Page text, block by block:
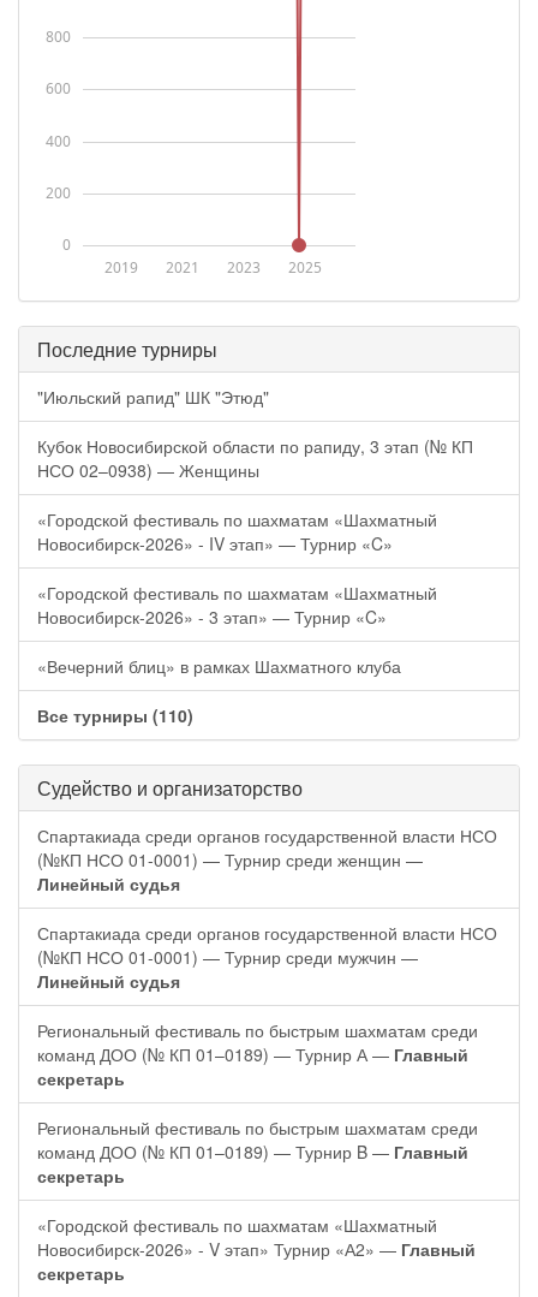
2019 2021 2023 2025
0
200
400
600
800
Последние турниры
"Июльский рапид" ШК "Этюд"
Кубок Новосибирской области по рапиду, 3 этап (№ КП
НСО 02–0938) — Женщины
«Городской фестиваль по шахматам «Шахматный
Новосибирск-2026» - IV этап» — Турнир «C»
«Городской фестиваль по шахматам «Шахматный
Новосибирск-2026» - 3 этап» — Турнир «C»
«Вечерний блиц» в рамках Шахматного клуба
Все турниры (110)
Судейство и организаторство
Спартакиада среди органов государственной власти НСО
(№КП НСО 01-0001) — Турнир среди женщин —
Линейный судья
Спартакиада среди органов государственной власти НСО
(№КП НСО 01-0001) — Турнир среди мужчин —
Линейный судья
Региональный фестиваль по быстрым шахматам среди
команд ДОО (№ КП 01–0189) — Турнир А — Главный
секретарь
Региональный фестиваль по быстрым шахматам среди
команд ДОО (№ КП 01–0189) — Турнир B — Главный
секретарь
«Городской фестиваль по шахматам «Шахматный
Новосибирск-2026» - V этап» Турнир «А2» — Главный
секретарь